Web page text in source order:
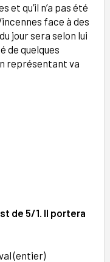
et qu’il n’a pas été
face à des
jour sera selon lui
de quelques
représentant va
de 5/1. Il portera
(entier)